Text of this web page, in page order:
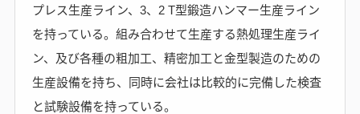
プレス生産ライン、3、2 T型鍛造ハンマー生産ライン
を持っている。組み合わせて生産する熱処理生産ライ
ン、及び各種の粗加工、精密加工と金型製造のための
生産設備を持ち、同時に会社は比較的に完備した検査
と試験設備を持っている。